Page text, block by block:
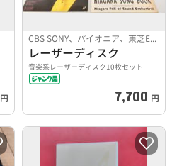
円
CBS SONY、パイオニア、東芝EMI
レーザーディスク
音楽系レーザーディスク10枚セット
7,700 円